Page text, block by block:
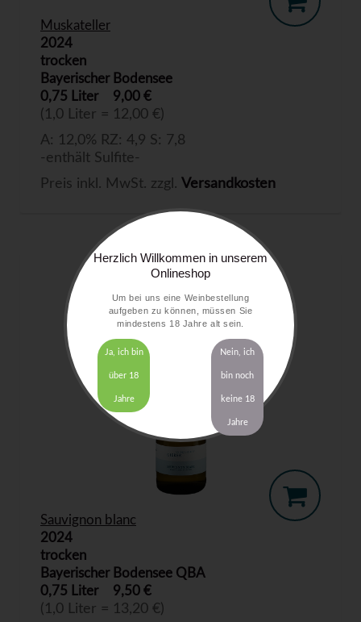
Muskateller
2024
trocken
Bayerischer Bodensee
0,75 Liter
9,00 €
(1,0 Liter = 12,00 €)
A: 12,0% RZ: 4,9 S: 7,8
-enthält Sulfite-
Preis inkl. MwSt. zzgl. Versandkosten
Sauvignon blanc
2024
trocken
Bayerischer Bodensee QBA
0,75 Liter
9,50 €
(1,0 Liter = 13,20 €)
Herzlich Willkommen in unserem
Onlineshop
Um bei uns eine Weinbestellung
aufgeben zu können, müssen Sie
mindestens 18 Jahre alt sein.
Ja, ich bin
über 18
Jahre
Nein, ich
bin noch
keine 18
Jahre